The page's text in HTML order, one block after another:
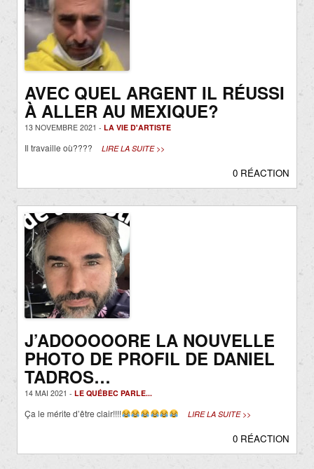
AVEC QUEL ARGENT IL RÉUSSI
À ALLER AU MEXIQUE?
13 NOVEMBRE 2021 - LA VIE D'ARTISTE
Il travaille où???? LIRE LA SUITE >>
0 RÉACTION
J’ADOOOOORE LA NOUVELLE
PHOTO DE PROFIL DE DANIEL
TADROS…
14 MAI 2021 - LE QUÉBEC PARLE...
Ça le mérite d’être clair!!!! LIRE LA SUITE >>
0 RÉACTION